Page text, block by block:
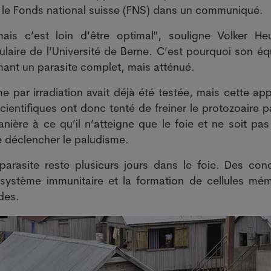
Fonds national suisse (FNS) dans un communiqué.
c’est loin d’être optimal", souligne Volker
de l’Université de Berne. C’est pourquoi son
un parasite complet, mais atténué.
par irradiation avait déjà été testée, mais cette
ont donc tenté de freiner le protozoaire
à ce qu’il n’atteigne que le foie et ne soit
le paludisme.
reste plusieurs jours dans le foie. Des
immunitaire et la formation de cellules